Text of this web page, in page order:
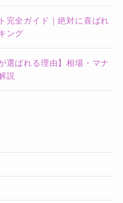
完全ガイド｜絶対に喜ばれ
ング
選ばれる理由】相場・マナ
説